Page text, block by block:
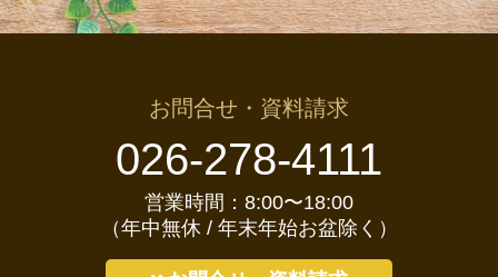
お問合せ・資料請求
026-278-4111
営業時間：8:00〜18:00
（年中無休 / 年末年始お盆除く）